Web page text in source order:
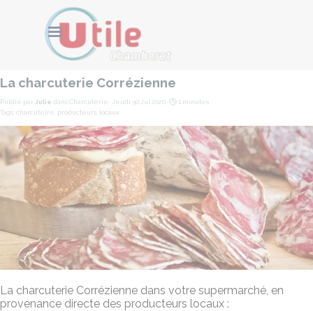
Aller au contenu
Sauter le menu
La charcuterie Corrézienne
Publié par Julie dansCharcuterie · Jeudi 30 Jul 2020 ·
1 minutes
Tags: charcuteire producteurs locaux
La charcuterie Corrézienne dans votre supermarché, en
provenance directe des producteurs locaux :
Cookies management panel